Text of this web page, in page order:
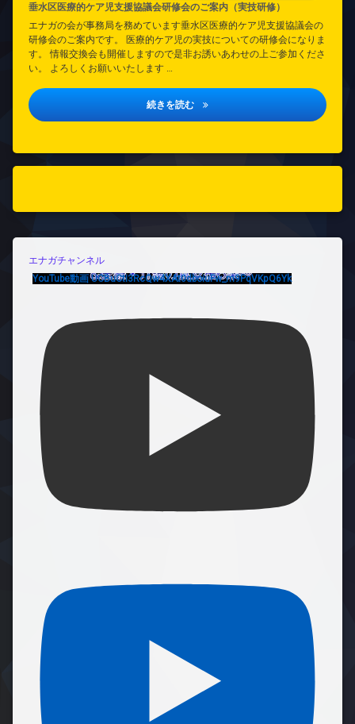
垂水区医療的ケア児支援協議会研修会のご案内（実技研修）
エナガの会が事務局を務めています垂水区医療的ケア児支援協議会の
研修会のご案内です。 医療的ケア児の実技についての研修会になりま
す。 情報交換会も開催しますので是非お誘いあわせの上ご参加くださ
い。 よろしくお願いいたします …
続きを読む 垂水区医療的ケア児支援協議会研修
エナガチャンネル
YouTube動画 UCBuCtI3RcQw4XAt0dboiuFw_m9PqVKpQ6Yk